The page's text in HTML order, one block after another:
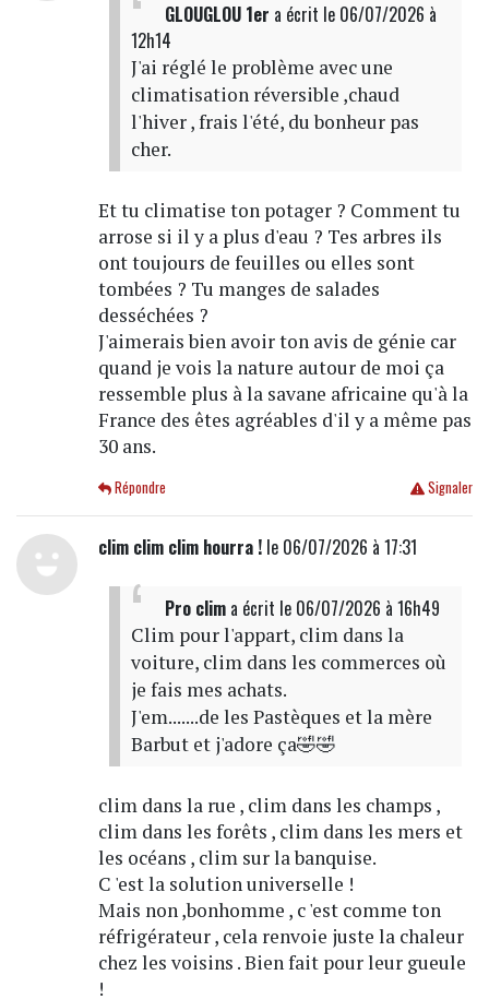
GLOUGLOU 1er a écrit le 06/07/2026 à
12h14
J'ai réglé le problème avec une
climatisation réversible ,chaud
l'hiver , frais l'été, du bonheur pas
cher.
Et tu climatise ton potager ? Comment tu
arrose si il y a plus d'eau ? Tes arbres ils
ont toujours de feuilles ou elles sont
tombées ? Tu manges de salades
desséchées ?
J'aimerais bien avoir ton avis de génie car
quand je vois la nature autour de moi ça
ressemble plus à la savane africaine qu'à la
France des êtes agréables d'il y a même pas
30 ans.
Signaler
Répondre
clim clim clim hourra !le 06/07/2026 à 17:31
Pro clima écrit le 06/07/2026 à 16h49
Clim pour l'appart, clim dans la
voiture, clim dans les commerces où
je fais mes achats.
J'em.......de les Pastèques et la mère
Barbut et j'adore ça🤣🤣
clim dans la rue , clim dans les champs ,
clim dans les forêts , clim dans les mers et
les océans , clim sur la banquise.
C 'est la solution universelle !
Mais non ,bonhomme , c 'est comme ton
réfrigérateur , cela renvoie juste la chaleur
chez les voisins . Bien fait pour leur gueule
!